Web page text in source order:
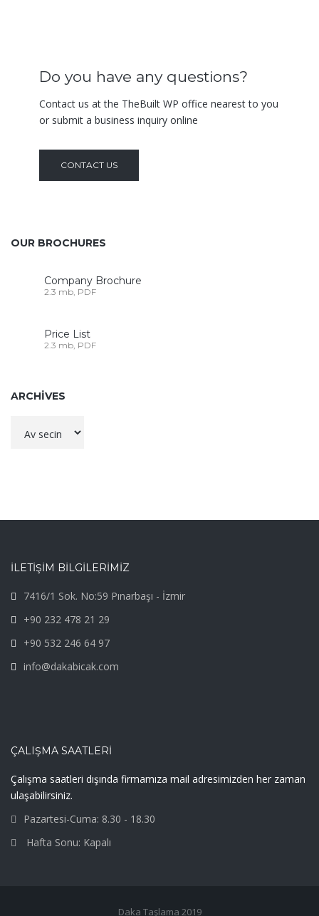
Do you have any questions?
Contact us at the TheBuilt WP office nearest to you
or submit a business inquiry online
CONTACT US
OUR BROCHURES
Company Brochure
2.3 mb, PDF
Price List
2.3 mb, PDF
ARCHIVES
İLETİŞİM BİLGİLERİMİZ
7416/1 Sok. No:59 Pınarbaşı - İzmir
+90 232 478 21 29
+90 532 246 64 97
info@dakabicak.com
ÇALIŞMA SAATLERI
Çalışma saatleri dışında firmamıza mail adresimizden her zaman
ulaşabilirsiniz.
Pazartesi-Cuma: 8.30 - 18.30
Hafta Sonu: Kapalı
Daka Taşlama 2019